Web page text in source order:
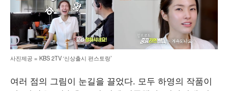
사진제공 = KBS 2TV ‘신상출시 편스토랑’
여러 점의 그림이 눈길을 끌었다. 모두 하영의 작품이